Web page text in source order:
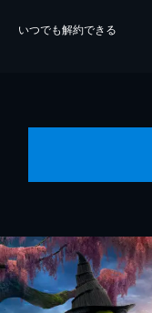
いつでも解約できる